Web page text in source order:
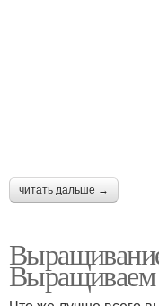
читать дальше →
Выращиваем